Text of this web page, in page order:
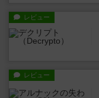
レビュー
レビュー